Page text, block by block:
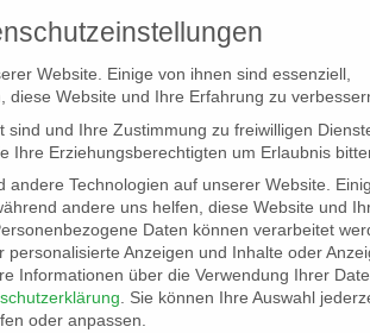
ELB-LOCATION: PANORAMA
Website. Einige von ihnen sind essenziell,
diese Website und Ihre Erfahrung zu
sind und Ihre Zustimmung zu freiwilligen
Ihre Erziehungsberechtigten um Erlaubnis
andere Technologien auf unserer Website.
andere uns helfen, diese Website und
Daten können verarbeitet
personalisierte Anzeigen und Inhalte oder
Informationen über die Verwendung Ihrer
Sie können Ihre Auswahl
oder anpassen.